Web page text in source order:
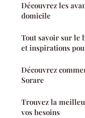
Découvrez les
domicile
Tout savoir sur le
et inspirations
Découvrez
Sorare
Trouvez la
vos besoins